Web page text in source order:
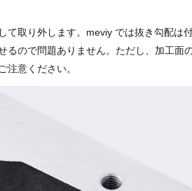
て取り外します。meviy では抜き勾配は
るので問題ありません。ただし、加工面
注意ください。